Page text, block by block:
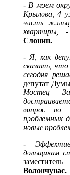
- В моем
Крылова, 4
часть
квартиры,
-
Слонин.
- Я, как
сказать,
сегодня
депутат Думы
Мостец
вопрос по
проблемных
новые
-
дольщикам